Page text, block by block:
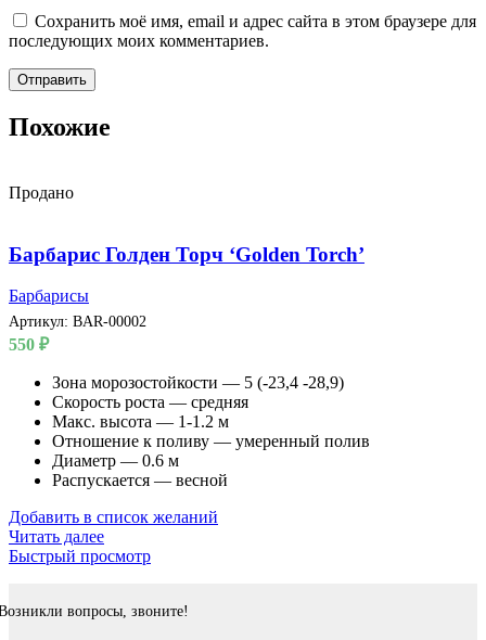
Сохранить моё имя, email и адрес сайта в этом браузере для
последующих моих комментариев.
Похожие
Продано
Барбарис Голден Торч ‘Golden Torch’
Барбарисы
Артикул: BAR-00002
550 ₽
Зона морозостойкости — 5 (-23,4 -28,9)
Скорость роста — средняя
Макс. высота — 1-1.2 м
Отношение к поливу — умеренный полив
Диаметр — 0.6 м
Распускается — весной
Добавить в список желаний
Читать далее
Быстрый просмотр
вопросы, звоните!